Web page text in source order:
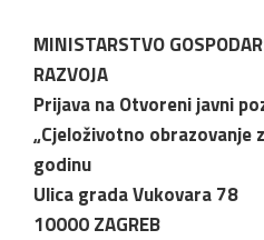
MINISTARSTVO
RAZVOJA
Prijava na Otvoreni javni
„Cjeloživotno obrazovanje
godinu
Ulica grada Vukovara 78
10000 ZAGREB